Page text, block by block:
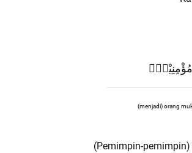
مُؤْمِنِيْنَۚ
(menjadi) orang
(Pemimpin-